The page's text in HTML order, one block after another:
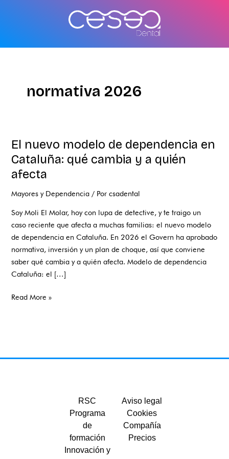
normativa 2026
El nuevo modelo de dependencia en
Cataluña: qué cambia y a quién
afecta
Mayores y Dependencia / Porcsadental
Soy Moli El Molar, hoy con lupa de detective, y te traigo un
caso reciente que afecta a muchas familias: el nuevo modelo
de dependencia en Cataluña. En 2026 el Govern ha aprobado
normativa, inversión y un plan de choque, así que conviene
saber qué cambia y a quién afecta. Modelo de dependencia
Cataluña: el […]
El
nuevo
de
dependencia
Cataluña:
qué
cambia
y
a
quién
Read More »
RSC
Programa
de
formación
Innovación y
Aviso legal
Cookies
Compañía
Precios